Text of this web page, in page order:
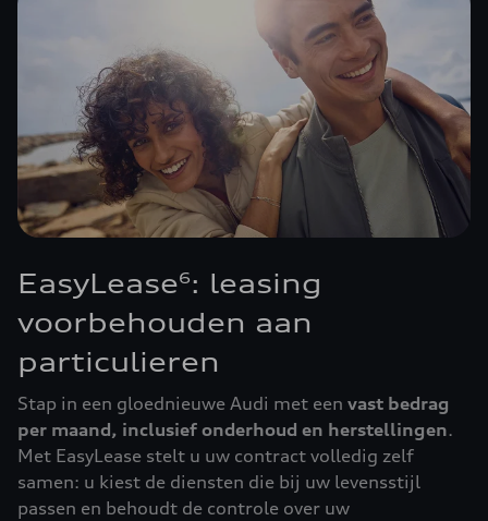
EasyLease6: leasing
voorbehouden aan
particulieren
Stap in een gloednieuwe Audi met een vast bedrag
per maand, inclusief onderhoud en herstellingen.
Met EasyLease stelt u uw contract volledig zelf
samen: u kiest de diensten die bij uw levensstijl
passen en behoudt de controle over uw